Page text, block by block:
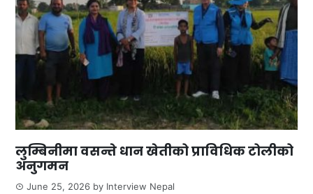
लुम्बिनीमा वसन्ते धान खेतीको प्राविधिक टोलीको
अनुगमन
June 25, 2026 by Interview Nepal